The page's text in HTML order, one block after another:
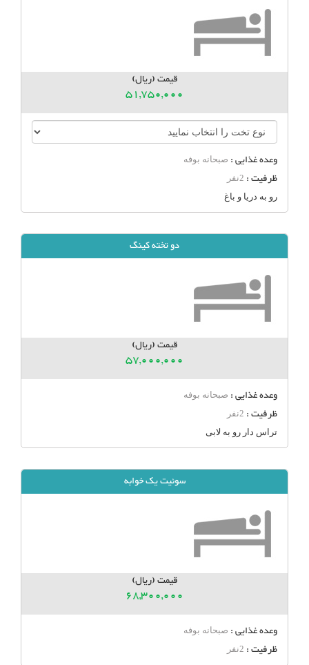
قیمت (ریال)
51,750,000
وعده غذایی : صبحانه بوفه
ظرفیت : 2نفر
رو به دریا و باغ
دو تخته کینگ
قیمت (ریال)
57,000,000
وعده غذایی : صبحانه بوفه
ظرفیت : 2نفر
تراس دار رو به لابی
سوئیت یک خوابه
قیمت (ریال)
68,300,000
وعده غذایی : صبحانه بوفه
ظرفیت : 2نفر